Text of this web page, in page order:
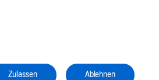
Zulassen Ablehnen